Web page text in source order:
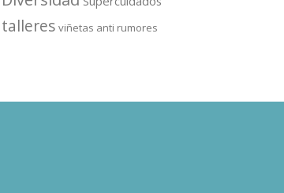
talleres viñetas anti rumores